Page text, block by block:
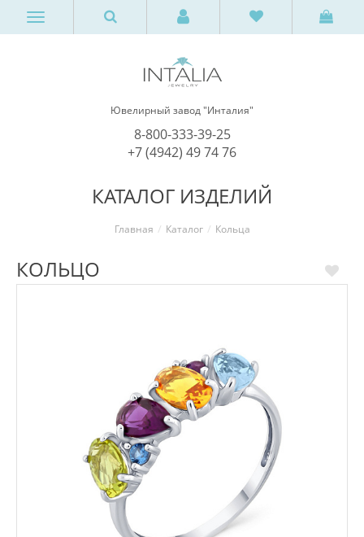
Ювелирный завод "Инталия"
8-800-333-39-25
+7 (4942) 49 74 76
КАТАЛОГ ИЗДЕЛИЙ
Главная Каталог Кольца
КОЛЬЦО